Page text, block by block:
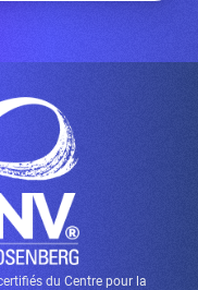
du Centre pour la